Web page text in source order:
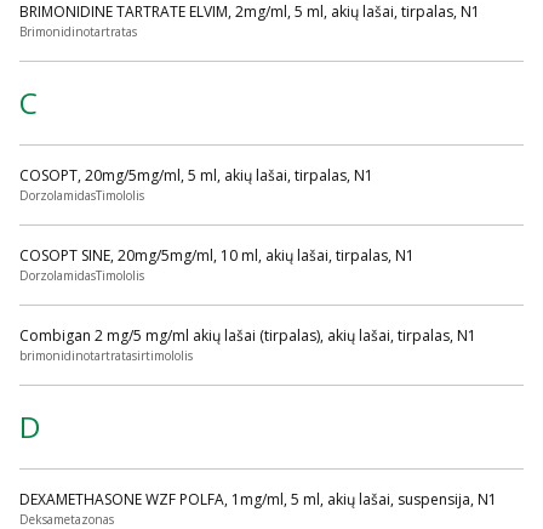
BRIMONIDINE TARTRATE ELVIM, 2mg/ml, 5 ml, akių lašai, tirpalas, N1
Brimonidinotartratas
C
COSOPT, 20mg/5mg/ml, 5 ml, akių lašai, tirpalas, N1
DorzolamidasTimololis
COSOPT SINE, 20mg/5mg/ml, 10 ml, akių lašai, tirpalas, N1
DorzolamidasTimololis
Combigan 2 mg/5 mg/ml akių lašai (tirpalas), akių lašai, tirpalas, N1
brimonidinotartratasirtimololis
D
DEXAMETHASONE WZF POLFA, 1mg/ml, 5 ml, akių lašai, suspensija, N1
Deksametazonas